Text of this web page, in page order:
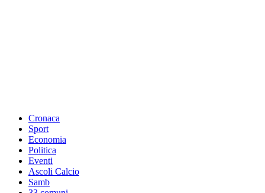
Cronaca
Sport
Economia
Politica
Eventi
Ascoli Calcio
Samb